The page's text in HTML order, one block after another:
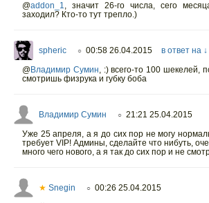
@addon_1, значит 26-го числа, сего
заходил? Кто-то тут трепло.)
spheric ○ 00:58 26.04.2015 в ответ на ↓
@Владимир Сумин, :) всего-то 100 шекелей,
смотришь физрука и губку боба
Владимир Сумин ○ 21:21 25.04.2015
Уже 25 апреля, а я до сих пор не могу
требует VIP! Админы, сделайте что нибуть,
много чего нового, а я так до сих пор и не
★ Snegin ○ 00:26 25.04.2015